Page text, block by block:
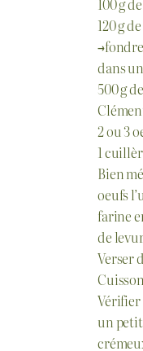
100 g
120 g
dans
500 g
2 ou 3
1
Bien
oeufs
farine
de
Verser
Vérifier
un